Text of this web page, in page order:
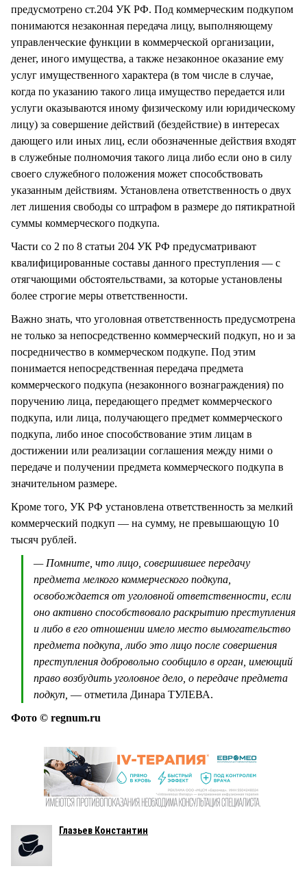
предусмотрено ст.204 УК РФ. Под коммерческим подкупом
понимаются незаконная передача лицу, выполняющему
управленческие функции в коммерческой организации,
денег, иного имущества, а также незаконное оказание ему
услуг имущественного характера (в том числе в случае,
когда по указанию такого лица имущество передается или
услуги оказываются иному физическому или юридическому
лицу) за совершение действий (бездействие) в интересах
дающего или иных лиц, если обозначенные действия входят
в служебные полномочия такого лица либо если оно в силу
своего служебного положения может способствовать
указанным действиям. Установлена ответственность о двух
лет лишения свободы со штрафом в размере до пятикратной
суммы коммерческого подкупа.
Части со 2 по 8 статьи 204 УК РФ предусматривают
квалифицированные составы данного преступления — с
отягчающими обстоятельствами, за которые установлены
более строгие меры ответственности.
Важно знать, что уголовная ответственность предусмотрена
не только за непосредственно коммерческий подкуп, но и за
посредничество в коммерческом подкупе. Под этим
понимается непосредственная передача предмета
коммерческого подкупа (незаконного вознаграждения) по
поручению лица, передающего предмет коммерческого
подкупа, или лица, получающего предмет коммерческого
подкупа, либо иное способствование этим лицам в
достижении или реализации соглашения между ними о
передаче и получении предмета коммерческого подкупа в
значительном размере.
Кроме того, УК РФ установлена ответственность за мелкий
коммерческий подкуп — на сумму, не превышающую 10
тысяч рублей.
— Помните, что лицо, совершившее передачу
предмета мелкого коммерческого подкупа,
освобождается от уголовной ответственности, если
оно активно способствовало раскрытию преступления
и либо в его отношении имело место вымогательство
предмета подкупа, либо это лицо после совершения
преступления добровольно сообщило в орган, имеющий
право возбудить уголовное дело, о передаче предмета
подкуп, — отметила Динара ТУЛЕВА.
Фото © regnum.ru
Глазьев Константин